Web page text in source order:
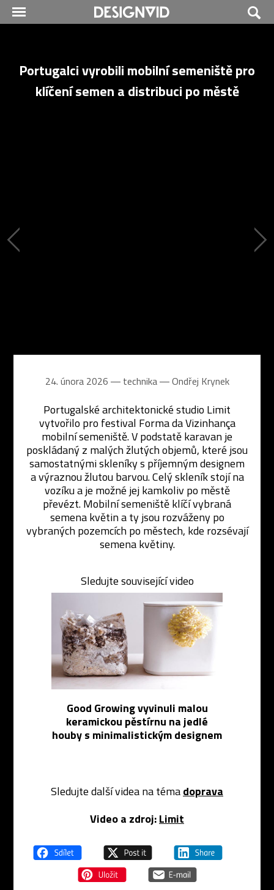
Portugalci vyrobili mobilní semeniště pro
klíčení semen a distribuci po městě
24. února 2026 ― technika ―Ondřej Krynek
Portugalské architektonické studio Limit
vytvořilo pro festival Forma da Vizinhança
mobilní semeniště. V podstatě karavan je
poskládaný z malých žlutých objemů, které jsou
samostatnými skleníky s příjemným designem
a výraznou žlutou barvou. Celý skleník stojí na
vozíku a je možné jej kamkoliv po městě
převézt. Mobilní semeniště klíčí vybraná
semena květin a ty jsou rozváženy po
vybraných pozemcích po městech, kde rozsévají
semena květiny.
Sledujte související video
Good Growing vyvinuli malou
keramickou pěstírnu na jedlé
houby s minimalistickým designem
Sledujte další videa na témadoprava
Video a zdroj:Limit